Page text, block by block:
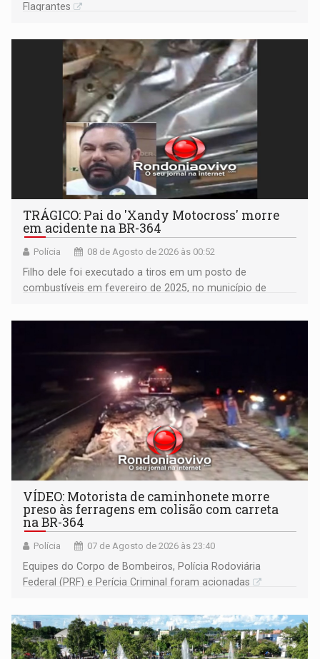
Flagrantes
TRÁGICO: Pai do 'Xandy Motocross' morre
em acidente na BR-364
Polícia 08 de Agosto de 2026 às 00:52
Filho dele foi executado a tiros em um posto de
combustíveis em fevereiro de 2025, no município de
VÍDEO: Motorista de caminhonete morre
preso às ferragens em colisão com carreta
na BR-364
Polícia 07 de Agosto de 2026 às 23:40
Equipes do Corpo de Bombeiros, Polícia Rodoviária
Federal (PRF) e Perícia Criminal foram acionadas